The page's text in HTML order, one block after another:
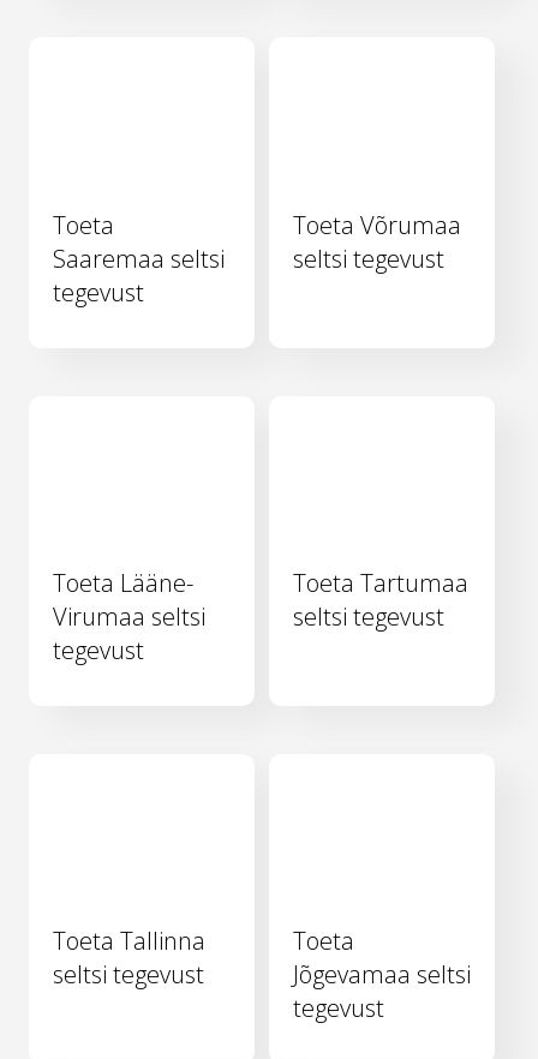
Toeta
Saaremaa seltsi
tegevust
Toeta Võrumaa
seltsi tegevust
Toeta Lääne-
Virumaa seltsi
tegevust
Toeta Tartumaa
seltsi tegevust
Toeta Tallinna
seltsi tegevust
Toeta
Jõgevamaa seltsi
tegevust